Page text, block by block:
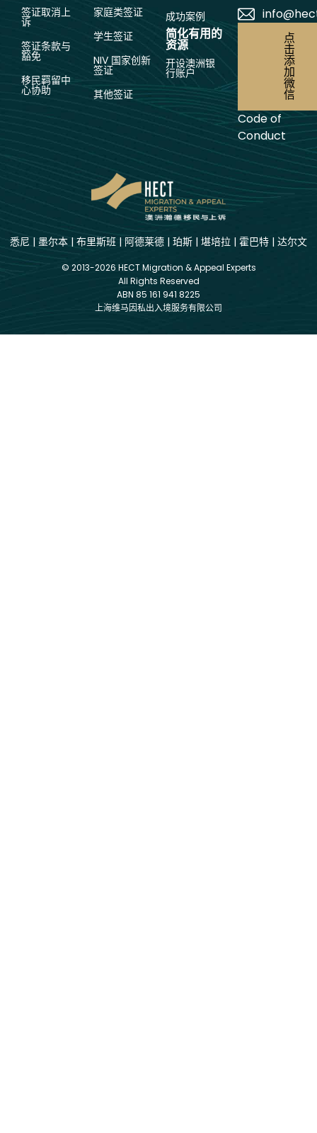
签证取消上
诉
签证条款与
豁免
移民羁留中
心协助
家庭类签证
学生签证
NIV 国家创新
签证
其他签证
成功案例
简化有用的
资源
开设澳洲银
行账户
点
击
添
加
微
信
Code of
Conduct
悉尼 | 墨尔本 | 布里斯班 | 阿德莱德 | 珀斯 | 堪培拉 | 霍巴特 | 达尔文
© 2013-2026 HECT Migration & Appeal Experts
All Rights Reserved
ABN 85 161 941 8225
上海维马因私出入境服务有限公司